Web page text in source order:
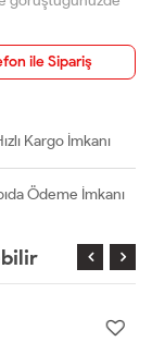
ile Sipariş
Kargo İmkanı
Ödeme İmkanı